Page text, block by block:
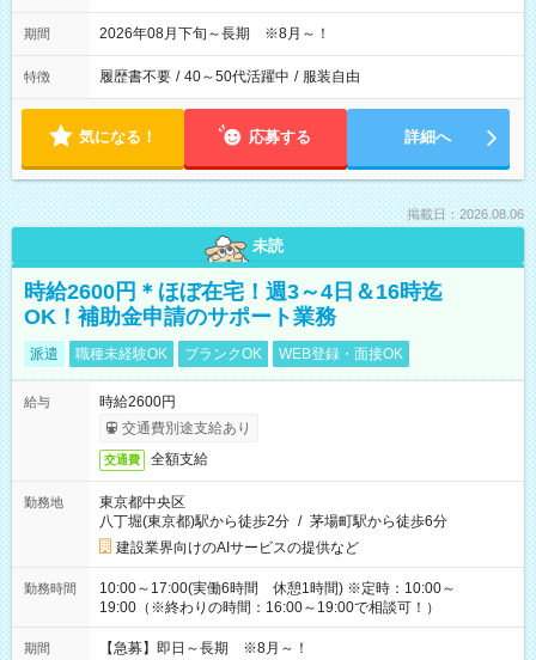
期間 2026年08月下旬～長期 ※8月～！
特徴 履歴書不要 / 40～50代活躍中 / 服装自由
気になる！ 応募する 詳細へ
掲載日：2026.08.06
未読
時給2600円＊ほぼ在宅！週3～4日＆16時迄
OK！補助金申請のサポート業務
派遣 職種未経験OK ブランクOK WEB登録・面接OK
給与
時給2600円
交通費別途支給あり
交通費 全額支給
勤務地
東京都中央区
八丁堀(東京都)駅から徒歩2分 / 茅場町駅から徒歩6分
建設業界向けのAIサービスの提供など
勤務時間
10:00～17:00(実働6時間 休憩1時間) ※定時：10:00～
19:00（※終わりの時間：16:00～19:00で相談可！）
期間 【急募】即日～長期 ※8月～！